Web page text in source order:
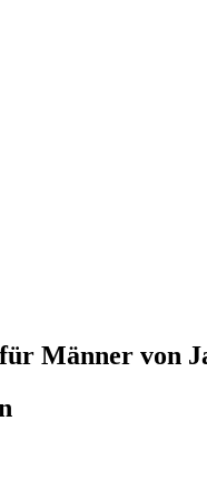
Männer von